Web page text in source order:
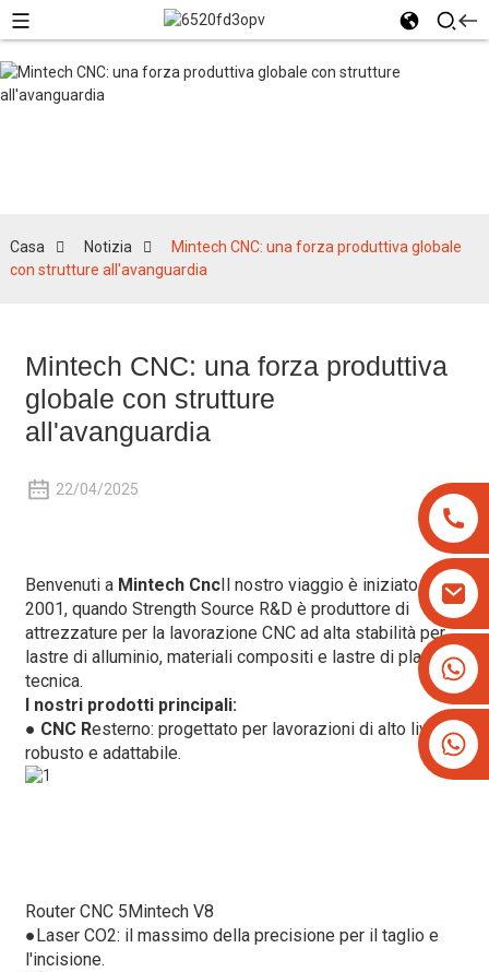
+8613825779334
Casa Notizia
Mintech CNC: una forza produttiva globale
con strutture all'avanguardia
Mintech CNC: una forza produttiva
globale con strutture
all'avanguardia
22/04/2025
Benvenuti a Mintech CncIl nostro viaggio è iniziato nel
2001, quando Strength Source R&D è produttore di
attrezzature per la lavorazione CNC ad alta stabilità per
lastre di alluminio, materiali compositi e lastre di plastica
tecnica.
I nostri prodotti principali:
● CNC Resterno: progettato per lavorazioni di alto livello,
robusto e adattabile.
Router CNC 5Mintech V8
● Laser CO2: il massimo della precisione per il taglio e
l'incisione.